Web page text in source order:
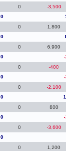
0 -3,500
0
0 1,800
0
0 6,900
0
-
0 -400
0
-
0 -2,100
0
0 800
0
-
0 -3,600
0
0 1,200